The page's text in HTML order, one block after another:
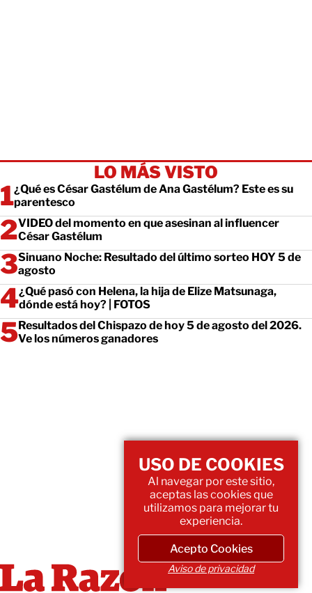
LO MÁS VISTO
¿Qué es César Gastélum de Ana Gastélum? Este es su
parentesco
VIDEO del momento en que asesinan al influencer
César Gastélum
Sinuano Noche: Resultado del último sorteo HOY 5 de
agosto
¿Qué pasó con Helena, la hija de Elize Matsunaga,
dónde está hoy? | FOTOS
Resultados del Chispazo de hoy 5 de agosto del 2026.
Ve los números ganadores
USO DE COOKIES
Al navegar por este sitio,
aceptas las cookies que
utilizamos para mejorar tu
experiencia.
Acepto Cookies
Aviso de privacidad